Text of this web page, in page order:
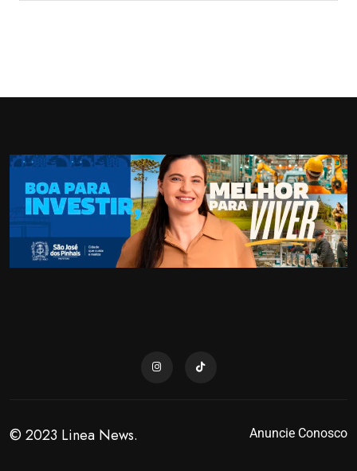
© 2023 Linea News. Anuncie Conosco